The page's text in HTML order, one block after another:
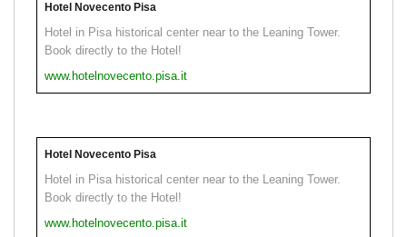
Hotel Novecento Pisa
Hotel in Pisa historical center near to the Leaning Tower.
Book directly to the Hotel!
www.hotelnovecento.pisa.it
Hotel Novecento Pisa
Hotel in Pisa historical center near to the Leaning Tower.
Book directly to the Hotel!
www.hotelnovecento.pisa.it